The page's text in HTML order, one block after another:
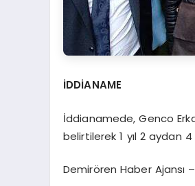
İDDİANAME
İddianamede, Genco
belirtilerek 1 yıl 2 aydan
Demirören Haber Ajansı